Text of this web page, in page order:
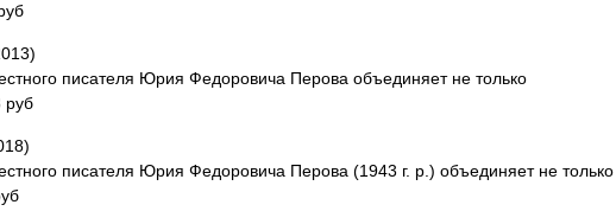
писателя Юрия Федоровича Перова объединяет не только
руб
писателя Юрия Федоровича Перова (1943 г. р.) объединяет не только